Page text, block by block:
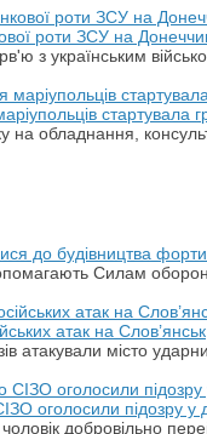
роти ЗСУ на
з українським
стартувала
обладнання,
до будівництва
Силам
атак на Слов’янськ
атакували місто
оголосили підозру у
добровільно